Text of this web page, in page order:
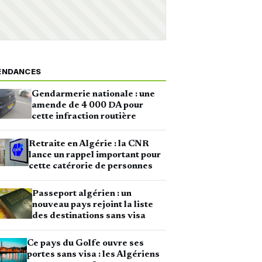
Gendarmerie nationale : une
amende de 4 000 DA pour
cette infraction routière
Retraite en Algérie : la CNR
lance un rappel important pour
cette catérorie de personnes
Passeport algérien : un
nouveau pays rejoint la liste
des destinations sans visa
Ce pays du Golfe ouvre ses
portes sans visa : les Algériens